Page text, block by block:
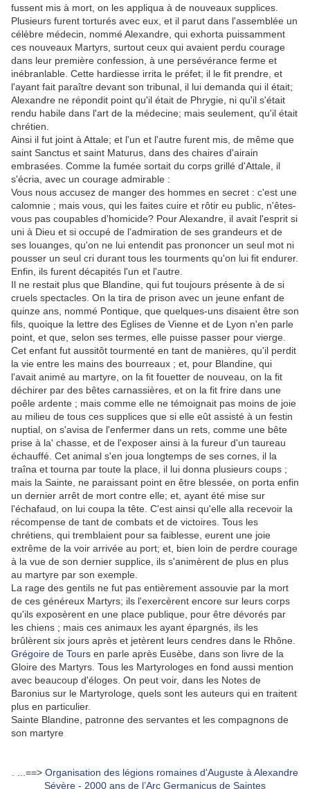
fussent mis à mort, on les appliqua à de nouveaux supplices.
Plusieurs furent torturés avec eux, et il parut dans l'assemblée un
célèbre médecin, nommé Alexandre, qui exhorta puissamment
ces nouveaux Martyrs, surtout ceux qui avaient perdu courage
dans leur première confession, à une persévérance ferme et
inébranlable. Cette hardiesse irrita le préfet; il le fit prendre, et
l'ayant fait paraître devant son tribunal, il lui demanda qui il était;
Alexandre ne répondit point qu'il était de Phrygie, ni qu'il s'était
rendu habile dans l'art de la médecine; mais seulement, qu'il était
chrétien.
Ainsi il fut joint à Attale; et l'un et l'autre furent mis, de même que
saint Sanctus et saint Maturus, dans des chaires d'airain
embrasées. Comme la fumée sortait du corps grillé d'Attale, il
s'écria, avec un courage admirable :
Vous nous accusez de manger des hommes en secret : c'est une
calomnie ; mais vous, qui les faites cuire et rôtir eu public, n'êtes-
vous pas coupables d’homicide? Pour Alexandre, il avait l'esprit si
uni à Dieu et si occupé de l'admiration de ses grandeurs et de
ses louanges, qu'on ne lui entendit pas prononcer un seul mot ni
pousser un seul cri durant tous les tourments qu'on lui fit endurer.
Enfin, ils furent décapités l'un et l'autre.
Il ne restait plus que Blandine, qui fut toujours présente à de si
cruels spectacles. On la tira de prison avec un jeune enfant de
quinze ans, nommé Pontique, que quelques-uns disaient être son
fils, quoique la lettre des Eglises de Vienne et de Lyon n'en parle
point, et que, selon ses termes, elle puisse passer pour vierge.
Cet enfant fut aussitôt tourmenté en tant de manières, qu'il perdit
la vie entre les mains des bourreaux ; et, pour Blandine, qui
l'avait animé au martyre, on la fit fouetter de nouveau, on la fit
déchirer par des bêtes carnassières, et on la fit frire dans une
poêle ardente ; mais comme elle ne témoignait pas moins de joie
au milieu de tous ces supplices que si elle eût assisté à un festin
nuptial, on s'avisa de l'enfermer dans un rets, comme une bête
prise à la' chasse, et de l'exposer ainsi à la fureur d'un taureau
échauffé. Cet animal s'en joua longtemps de ses cornes, il la
traîna et tourna par toute la place, il lui donna plusieurs coups ;
mais la Sainte, ne paraissant point en être blessée, on porta enfin
un dernier arrêt de mort contre elle; et, ayant été mise sur
l'échafaud, on lui coupa la tête. C'est ainsi qu'elle alla recevoir la
récompense de tant de combats et de victoires. Tous les
chrétiens, qui tremblaient pour sa faiblesse, eurent une joie
extrême de la voir arrivée au port; et, bien loin de perdre courage
à la vue de son dernier supplice, ils s'animèrent de plus en plus
au martyre par son exemple.
La rage des gentils ne fut pas entièrement assouvie par la mort
de ces généreux Martyrs; ils l'exercèrent encore sur leurs corps
qu'ils exposèrent en une place publique, pour être dévorés par
les chiens ; mais ces animaux les ayant épargnés, ils les
brûlèrent six jours après et jetèrent leurs cendres dans le Rhône.
Grégoire de Tours en parle après Eusèbe, dans son livre de la
Gloire des Martyrs. Tous les Martyrologes en fond aussi mention
avec beaucoup d'éloges. On peut voir, dans les Notes de
Baronius sur le Martyrologe, quels sont les auteurs qui en traitent
plus en particulier.
Sainte Blandine, patronne des servantes et les compagnons de
son martyre
. ...==> Organisation des légions romaines d'Auguste à Alexandre
Sévère - 2000 ans de l’Arc Germanicus de Saintes